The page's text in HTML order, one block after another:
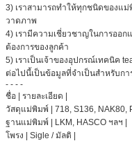
3) เราสามารถทำให้ทุกชนิดของแ
วาดภาพ
4) เรามีความเชี่ยวชาญในการออก
ต้องการของลูกค้า
5) เราเป็นเจ้าของอุปกรณ์เทคนิค
ต่อไปนี้เป็นข้อมูลที่จำเป็นสำหรับก
- - - -
ชื่อ | รายละเอียด |
วัสดุแม่พิมพ์ | 718, S136, NAK80,
ฐานแม่พิมพ์ | LKM, HASCO ฯลฯ |
โพรง | Sigle / มัลติ |